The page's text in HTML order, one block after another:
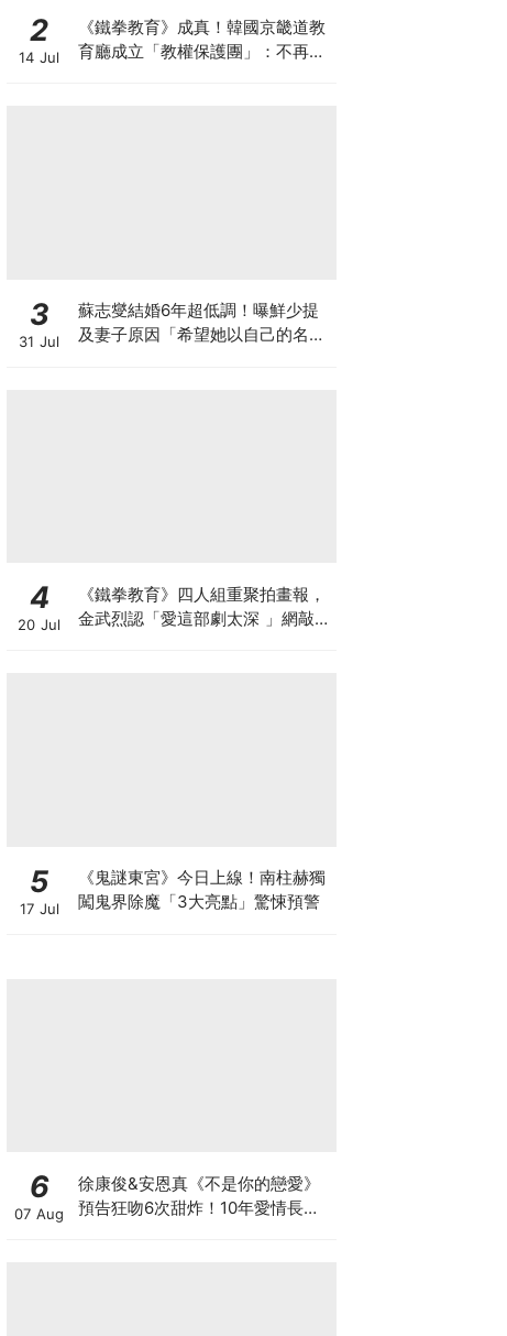
2
14 Jul
《鐵拳教育》成真！韓國京畿道教
育廳成立「教權保護團」：不再讓
3
31 Jul
蘇志燮結婚6年超低調！曝鮮少提
及妻子原因「希望她以自己的名字
4
20 Jul
《鐵拳教育》四人組重聚拍畫報，
金武烈認「愛這部劇太深 」網敲：
5
17 Jul
《鬼謎東宮》今日上線！南柱赫獨
闖鬼界除魔「3大亮點」驚悚預警
6
07 Aug
徐康俊&安恩真《不是你的戀愛》
預告狂吻6次甜炸！10年愛情長跑